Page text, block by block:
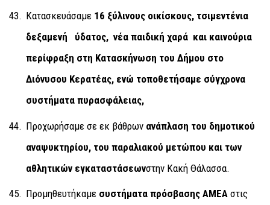
Κατασκευάσαμε 16 ξύλινους οικίσκους, τσιμεντένια
δεξαμενή ύδατος, νέα παιδική χαρά και καινούρια
περίφραξη στη Κατασκήνωση του Δήμου στο
Διόνυσου Κερατέας, ενώ τοποθετήσαμε σύγχρονα
συστήματα πυρασφάλειας,
Προχωρήσαμε σε εκ βάθρων ανάπλαση του δημοτικού
αναψυκτηρίου, του παραλιακού μετώπου και των
αθλητικών εγκαταστάσεωνστην Κακή Θάλασσα.
Προμηθευτήκαμε συστήματα πρόσβασης ΑΜΕΑ στις